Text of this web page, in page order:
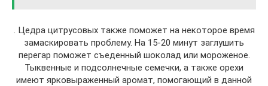
. Цедра цитрусовых также поможет на некоторое время
замаскировать проблему. На 15-20 минут заглушить
перегар поможет съеденный шоколад или мороженое.
Тыквенные и подсолнечные семечки, а также орехи
имеют ярковыраженный аромат, помогающий в данной